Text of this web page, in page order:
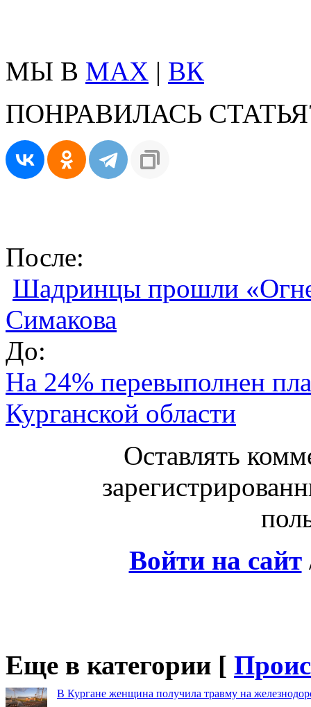
МЫ В MAX | ВК
ПОНРАВИЛАСЬ
После:
Шадринцы прошли
Симакова
До:
На 24% перевыполнен
Курганской области
Оставлять
Войти на сайт
Еще в категории [
В Кургане женщина получила травму на